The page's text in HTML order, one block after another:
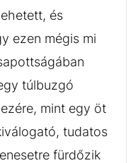
és
ezen mégis mi
túlbuzgó
mint egy öt
tudatos
fürdőzik